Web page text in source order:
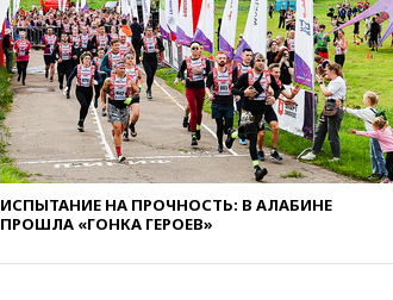
вчера, 20:44 WSJ: Трамп уже
готов прекратить войну с
Ираном без ядерной сделки
вчера, 20:12 Финляндия не
намерена передавать Украине
ракеты для Patriot
вчера, 19:42МВД намерено
сократить срок уплаты
автоштрафов для
суток
ИСПЫТАНИЕ НА ПРОЧНОСТЬ: В АЛАБИНЕ
ПРОШЛА «ГОНКА ГЕРОЕВ»